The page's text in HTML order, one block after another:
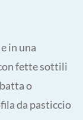
in una
fette sottili
o
da pasticcio